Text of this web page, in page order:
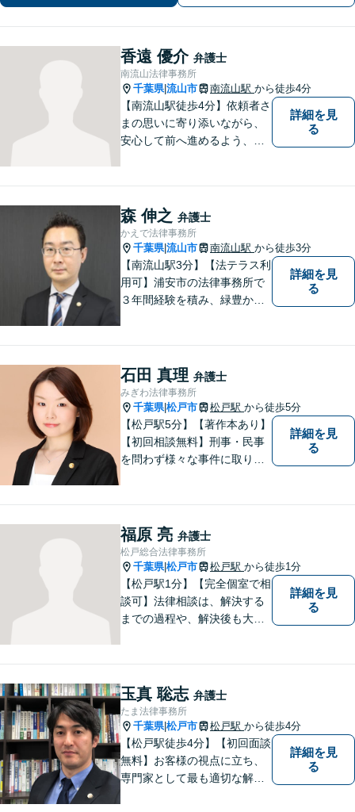
ー。
香遠 優介 弁護士
南流山法律事務所
千葉県|流山市 南流山駅 から徒歩4分
【南流山駅徒歩4分】依頼者さ
まの思いに寄り添いながら、
安心して前へ進めるよう、全
きる弁護士」を目指していま
す。【地元密着型の事務所】
【近隣駐車場あり】
詳細を見
る
森 伸之 弁護士
かえで法律事務所
千葉県|流山市 南流山駅 から徒歩3分
【南流山駅3分】【法テラス利
用可】浦安市の法律事務所で
３年間経験を積み、緑豊かな
一人一人に寄り添い、信頼関
係を築きながら最善の解決策
をご提供いたします。
詳細を見
る
石田 真理 弁護士
みぎわ法律事務所
千葉県|松戸市 松戸駅 から徒歩5分
【松戸駅5分】【著作本あり】
【初回相談無料】刑事・民事
を問わず様々な事件に取り組
てるようサポートさせていた
だきます。
詳細を見
る
福原 亮 弁護士
松戸総合法律事務所
千葉県|松戸市 松戸駅 から徒歩1分
【松戸駅1分】【完全個室で相
談可】法律相談は、解決する
までの過程や、解決後も大切
相談30分無料、オンライン面
談、事前の予約で土日の面談
にも対応しております。
詳細を見
る
玉真 聡志 弁護士
たま法律事務所
千葉県|松戸市 松戸駅 から徒歩4分
【松戸駅徒歩4分】【初回面談
無料】お客様の視点に立ち、
専門家として最も適切な解決
詳細を見
る